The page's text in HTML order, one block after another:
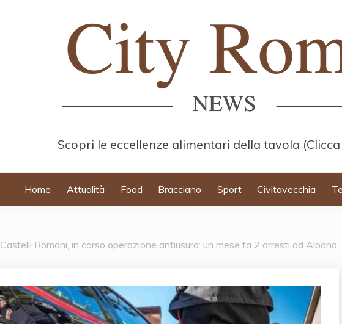
Scopri le eccellenze alimentari della tavola
Home Attualità Food Bracciano Sport Civitavecchia
Castelli Romani, in corso operazione antiusura: un mese fa 2 arresti ad Albano